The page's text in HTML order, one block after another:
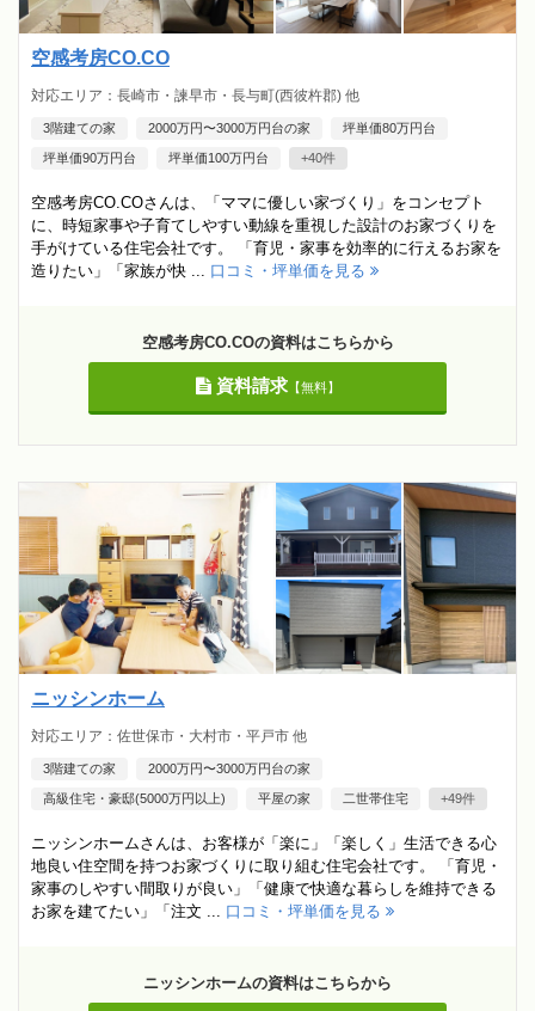
空感考房CO.CO
対応エリア：長崎市・諫早市・長与町(西彼杵郡) 他
3階建ての家 2000万円〜3000万円台の家 坪単価80万円台
坪単価90万円台 坪単価100万円台 +40件
空感考房CO.COさんは、「ママに優しい家づくり」をコンセプト
に、時短家事や子育てしやすい動線を重視した設計のお家づくりを
手がけている住宅会社です。 「育児・家事を効率的に行えるお家を
造りたい」「家族が快 ... 口コミ・坪単価を見る
空感考房CO.COの資料はこちらから
資料請求【無料】
ニッシンホーム
対応エリア：佐世保市・大村市・平戸市 他
3階建ての家 2000万円〜3000万円台の家
高級住宅・豪邸(5000万円以上) 平屋の家 二世帯住宅 +49件
ニッシンホームさんは、お客様が「楽に」「楽しく」生活できる心
地良い住空間を持つお家づくりに取り組む住宅会社です。 「育児・
家事のしやすい間取りが良い」「健康で快適な暮らしを維持できる
お家を建てたい」「注文 ... 口コミ・坪単価を見る
ニッシンホームの資料はこちらから